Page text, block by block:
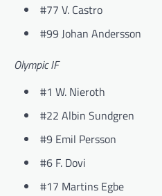
#77 V. Castro
#99 Johan Andersson
Olympic IF
#1 W. Nieroth
#22 Albin Sundgren
#9 Emil Persson
#6 F. Dovi
#17 Martins Egbe